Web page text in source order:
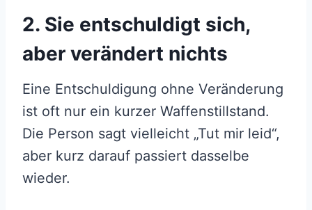
2. Sie entschuldigt sich,
aber verändert nichts
Eine Entschuldigung ohne Veränderung
ist oft nur ein kurzer Waffenstillstand.
Die Person sagt vielleicht „Tut mir leid“,
aber kurz darauf passiert dasselbe
wieder.